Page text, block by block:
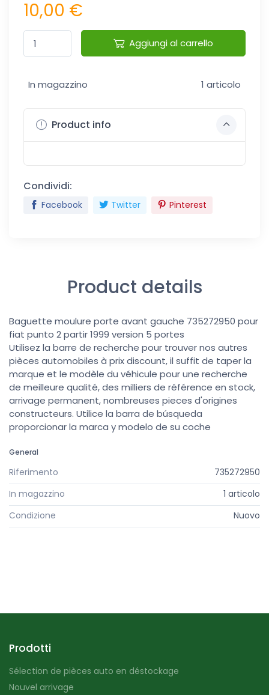
10,00 €
Aggiungi al carrello
In magazzino 1 articolo
Product info
Condividi:
Facebook Twitter Pinterest
Product details
Baguette moulure porte avant gauche 735272950 pour
fiat punto 2 partir 1999 version 5 portes
Utilisez la barre de recherche pour trouver nos autres
pièces automobiles à prix discount, il suffit de taper la
marque et le modèle du véhicule pour une recherche
de meilleure qualité, des milliers de référence en stock,
arrivage permanent, nombreuses pieces d'origines
constructeurs. Utilice la barra de búsqueda
proporcionar la marca y modelo de su coche
General
Riferimento
735272950
In magazzino
1 articolo
Condizione
Nuovo
Prodotti
Sélection de pièces auto en déstockage
Nouvel arrivage